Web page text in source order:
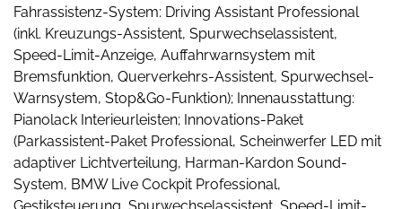
Fahrassistenz-System: Driving Assistant Professional
(inkl. Kreuzungs-Assistent, Spurwechselassistent,
Speed-Limit-Anzeige, Auffahrwarnsystem mit
Bremsfunktion, Querverkehrs-Assistent, Spurwechsel-
Warnsystem, Stop&Go-Funktion); Innenausstattung:
Pianolack Interieurleisten; Innovations-Paket
(Parkassistent-Paket Professional, Scheinwerfer LED mit
adaptiver Lichtverteilung, Harman-Kardon Sound-
System, BMW Live Cockpit Professional,
Gestiksteuerung, Spurwechselassistent, Speed-Limit-